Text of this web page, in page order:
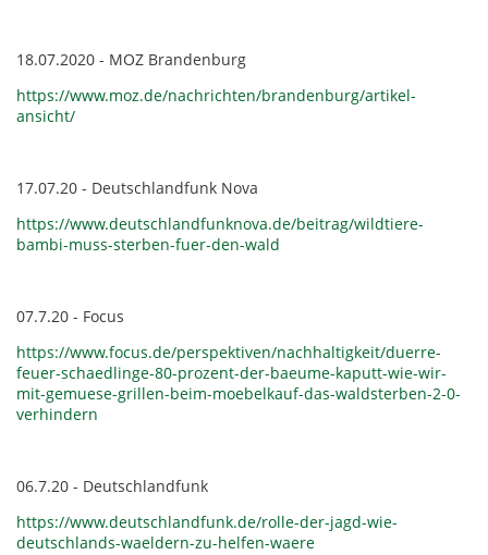
18.07.2020 - MOZ Brandenburg
https://www.moz.de/nachrichten/brandenburg/artikel-
ansicht/
17.07.20 - Deutschlandfunk Nova
https://www.deutschlandfunknova.de/beitrag/wildtiere-
bambi-muss-sterben-fuer-den-wald
07.7.20 - Focus
https://www.focus.de/perspektiven/nachhaltigkeit/duerre-
feuer-schaedlinge-80-prozent-der-baeume-kaputt-wie-wir-
mit-gemuese-grillen-beim-moebelkauf-das-waldsterben-2-0-
verhindern
06.7.20 - Deutschlandfunk
https://www.deutschlandfunk.de/rolle-der-jagd-wie-
deutschlands-waeldern-zu-helfen-waere